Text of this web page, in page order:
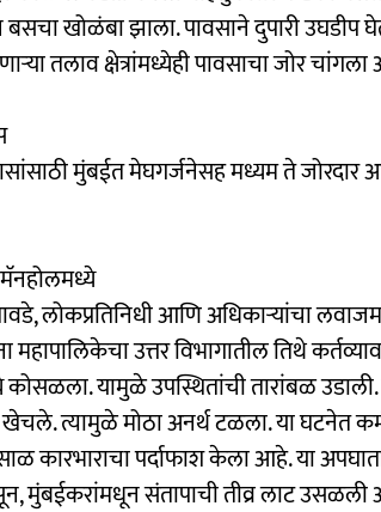
खोळंबा झाला. पावसाने दुपारी उघडीप
तलाव क्षेत्रांमध्येही पावसाचा जोर
मुंबईत मेघगर्जनेसह मध्यम ते जोरदार
मॅनहोलमध्ये
लोकप्रतिनिधी आणि अधिकाऱ्यांचा
महापालिकेचा उत्तर विभागातील तिथे
यामुळे उपस्थितांची तारांबळ उडाली.
खेचले. त्यामुळे मोठा अनर्थ टळला. या घटनेत
कारभाराचा पर्दाफाश केला आहे. या
मुंबईकरांमधून संतापाची तीव्र लाट